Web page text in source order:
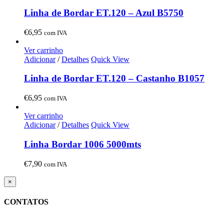
Linha de Bordar ET.120 – Azul B5750
€6,95 com IVA
Ver carrinho
Adicionar/ Detalhes Quick View
Linha de Bordar ET.120 – Castanho B1057
€6,95 com IVA
Ver carrinho
Adicionar/ Detalhes Quick View
Linha Bordar 1006 5000mts
€7,90 com IVA
Close
product
view
×
CONTATOS